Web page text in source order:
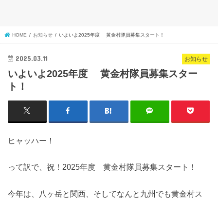
HOME お知らせ いよいよ2025年度 黄金村隊員募集スタート！
お知らせ
2025.03.11
いよいよ2025年度 黄金村隊員募集スター
ト！
ヒャッハー！
って訳で、祝！2025年度 黄金村隊員募集スタート！
今年は、八ヶ岳と関西、そしてなんと九州でも黄金村ス